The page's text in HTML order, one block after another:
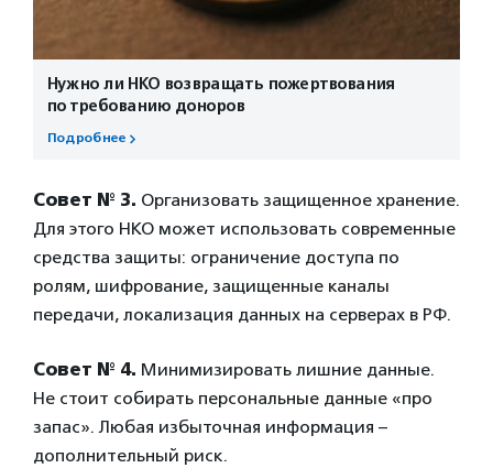
Нужно ли НКО возвращать пожертвования
по требованию доноров
Подробнее
Совет № 3. Организовать защищенное хранение.
Для этого НКО может использовать современные
средства защиты: ограничение доступа по
ролям, шифрование, защищенные каналы
передачи, локализация данных на серверах в РФ.
Совет № 4. Минимизировать лишние данные.
Не стоит собирать персональные данные «про
запас». Любая избыточная информация –
дополнительный риск.